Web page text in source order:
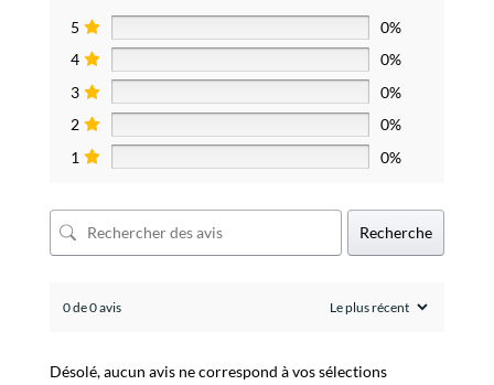
5
0%
4
0%
3
0%
2
0%
1
0%
Recherche
0 de 0 avis
Désolé, aucun avis ne correspond à vos sélections